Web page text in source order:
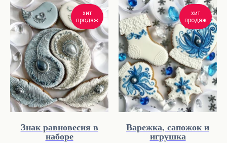
хит
продаж
Знак равновесия в
наборе
хит
продаж
Варежка, сапожок и
игрушка